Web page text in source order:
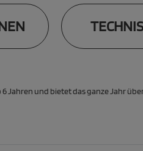
6 Jahren und bietet das ganze Jahr